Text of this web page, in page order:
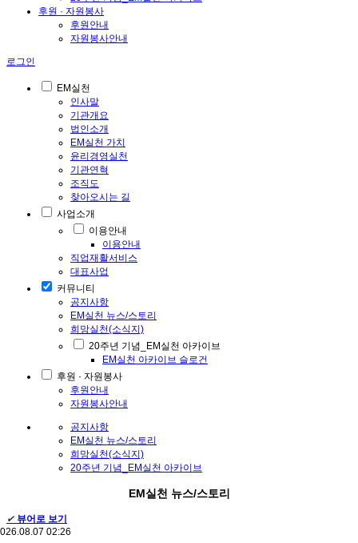
후원 · 자원봉사
후원안내
자원봉사안내
로그인
EM실천
인사말
기관개요
법인소개
EM실천 가치
윤리경영실천
기관연혁
조직도
찾아오시는 길
사업소개
이용안내
이용안내
직업재활서비스
대표사업
커뮤니티
공지사항
EM실천 뉴스/스토리
희망실천(소식지)
20주년 기념_EM실천 아카이브
EM실천 아카이브 슬로건
후원 · 자원봉사
후원안내
자원봉사안내
공지사항
EM실천 뉴스/스토리
희망실천(소식지)
20주년 기념_EM실천 아카이브
EM실천 뉴스/스토리
✔ 뷰어로 보기
02:26